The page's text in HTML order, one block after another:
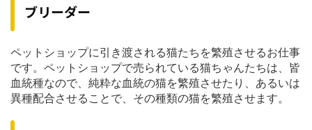
ブリーダー
ペットショップに引き渡される猫たちを繁殖させるお仕事
です。ペットショップで売られている猫ちゃんたちは、皆
血統種なので、純粋な血統の猫を繁殖させたり、あるいは
異種配合させることで、その種類の猫を繁殖させます。